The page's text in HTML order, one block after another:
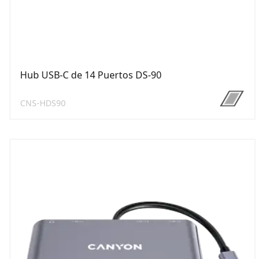
Hub USB-C de 14 Puertos DS-90
CNS-HDS90